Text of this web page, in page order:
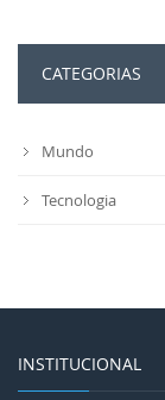
CATEGORIAS
Mundo
Tecnologia
INSTITUCIONAL